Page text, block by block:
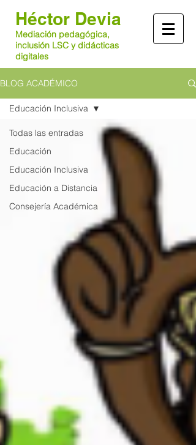
Héctor Devia
Mediación pedagógica,
inclusión LSC y didácticas
digitales
BLOG ACADÉMICO
Todas las entradas
Educación
Educación Inclusiva
Educación a Distancia
Consejería Académica
Educación Inclusiva